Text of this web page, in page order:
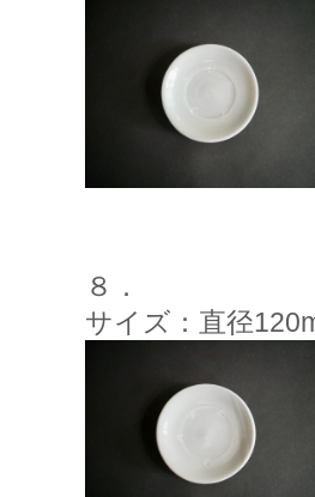
８．
サイズ：直径